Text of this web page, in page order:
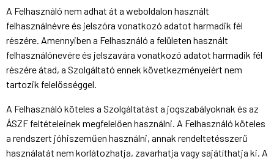
A Felhasználó nem adhat át a weboldalon használt
felhasználnévre és jelszóra vonatkozó adatot harmadik fél
részére. Amennyiben a Felhasználó a felületen használt
felhasználónevére és jelszavára vonatkozó adatot harmadik fél
részére átad, a Szolgáltató ennek következményeiért nem
tartozik felelősséggel.
A Felhasználó köteles a Szolgáltatást a jogszabályoknak és az
ÁSZF feltételeinek megfelelően használni. A Felhasználó köteles
a rendszert jóhiszeműen használni, annak rendeltetésszerű
használatát nem korlátozhatja, zavarhatja vagy sajátíthatja ki. A